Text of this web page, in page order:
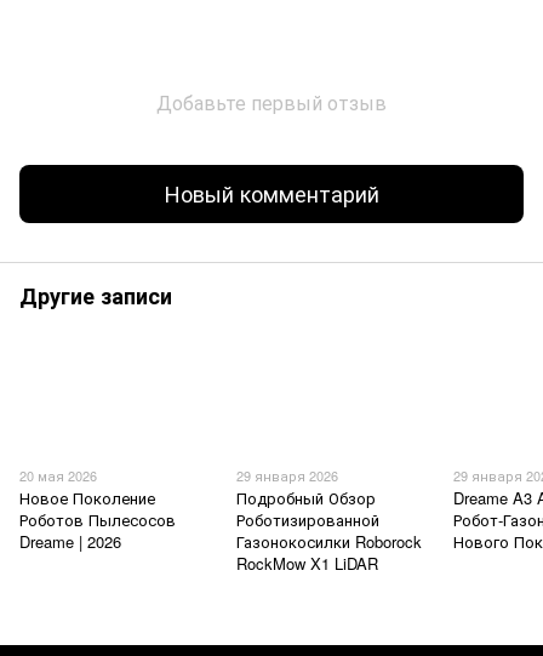
Добавьте первый отзыв
Новый комментарий
Другие записи
20 мая 2026
Новое Поколение
Роботов Пылесосов
Dreame | 2026
29 января 2026
Подробный Обзор
Роботизированной
Газонокосилки Roborock
RockMow X1 LiDAR
29 января
Dreame A3
Робот-
Нового